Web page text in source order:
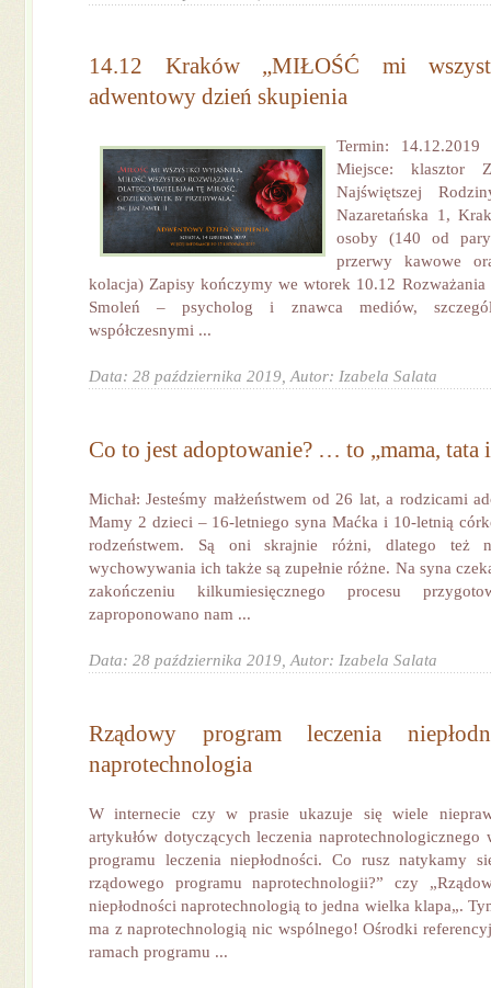
14.12 Kraków „MIŁOŚĆ mi
adwentowy dzień skupienia
Termin:
Miejsce: klasztor
Najświętszej
Nazaretańska 1,
osoby (140 od
przerwy kawowe
kolacja) Zapisy kończymy we wtorek 10.12 Rozważania
Smoleń – psycholog i znawca mediów,
współczesnymi ...
Data: 28 października 2019, Autor: Izabela Salata
Co to jest adoptowanie? … to „mama, tata
Michał: Jesteśmy małżeństwem od 26 lat, a rodzicami
Mamy 2 dzieci – 16-letniego syna Maćka i 10-letnią
rodzeństwem. Są oni skrajnie różni, dlatego też
wychowywania ich także są zupełnie różne. Na syna
zakończeniu kilkumiesięcznego procesu
zaproponowano nam ...
Data: 28 października 2019, Autor: Izabela Salata
Rządowy program leczenia
naprotechnologia
W internecie czy w prasie ukazuje się wiele
artykułów dotyczących leczenia naprotechnologicznego
programu leczenia niepłodności. Co rusz natykamy
rządowego programu naprotechnologii?” czy
niepłodności naprotechnologią to jedna wielka klapa„.
ma z naprotechnologią nic wspólnego! Ośrodki
ramach programu ...